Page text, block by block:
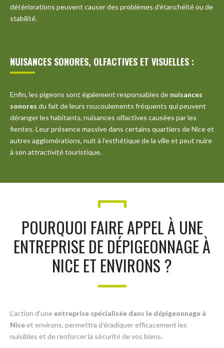
détériorations peuvent causer des problèmes d’étanchéité ou de
stabilité.
NUISANCES SONORES, OLFACTIVES ET VISUELLES :
Enfin, les pigeons sont également responsables de nuisances
sonores du fait de leurs roucoulements fréquents qui peuvent
déranger les habitants, nuisances olfactives causées par les
fientes. Leur présence massive dans certains quartiers de Nice et
autres agglomérations, nuit à l’esthétique de la ville et peut nuire
à son attractivité touristique.
POURQUOI FAIRE APPEL À UNE
ENTREPRISE DE DÉPIGEONNAGE À
NICE ET ENVIRONS ?
L’action d’une entreprise spécialisée dans le dépigeonnage à
Nice et environs, permettra d’éradiquer efficacement les
nuisibles et de renforcer la sécurité de vos biens.